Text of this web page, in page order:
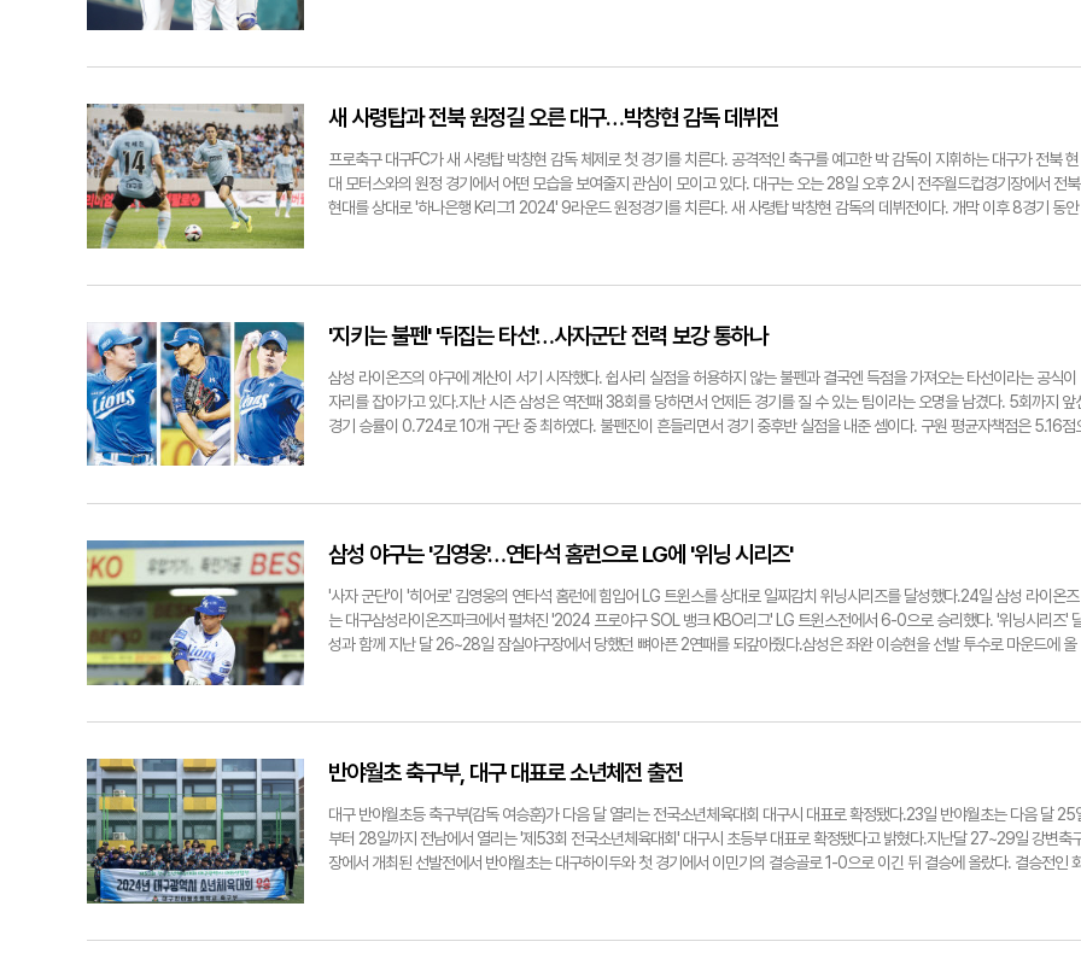
세 차례 선발로 마운드에 오른 이호성은 지난 7일 KIA 타이거즈 전에서는 3이닝 동안 75개 공을 던졌고, 13일 NC 다이노스전에서
는 3이닝 동안 53개를 던졌다. 직전 등판한 19일 한화 이글스전에서는 2⅔이닝 동안 투구수 57개에 그쳤다.하지만 이호성은 끝끝
내 4이닝의 벽을 넘지는 못한 채 조기 강판됐다. 이날 이호성은 3⅔이닝 동안 7피안타(1피홈런) 2실점(2자책점) 2사사구 5탈삼진
을 기록했다.이날 위기는 7회초 불펜 이승민이 마운드에 오른 뒤 찾아왔다. 1사 2, 3루 상황 타석에 들어선 LG 김현수가 이승민의
초구를 오른쪽 담장으로 넘겨 스리런 홈런을 만들었다.삼성은 7회말 류지혁의 투런포로 추격의 불씨를 살리는듯했지만 추가 득점
새 사령탑과 전북 원정길 오른 대구…박창현 감독 데뷔전
프로축구 대구FC가 새 사령탑 박창현 감독 체제로 첫 경기를 치른다. 공격적인 축구를 예고한 박 감독이 지휘하는 대구가 전북 현
대 모터스와의 원정 경기에서 어떤 모습을 보여줄지 관심이 모이고 있다. 대구는 오는 28일 오후 2시 전주월드컵경기장에서 전북
현대를 상대로 '하나은행 K리그1 2024' 9라운드 원정경기를 치른다. 새 사령탑 박창현 감독의 데뷔전이다. 개막 이후 8경기 동안
점력을 발휘해준다면 경기를 쉽게 풀어나갈 수 있다. 현재 대구는 시즌 5득점으로 12개 구단 중 가장 낮은 득점을 기록 중이다. 대
구의 명실상부 키플레이어는 요시노다. 중원에서 살림꾼 역할을 도맡아 시즌 3호골 까지 기록해 팀내 최다 득점을 달리고 있다. 세
징야, 에드가, 바셀루스라는 외국인 공격수가 자리를 비운 어수선한 상황에서 묵묵히 팀을 지키는 버팀목 역할을 해내고 있다. 박창
현 감독이 젊은 선수들을 활용해 공격적인 축구를 펼치겠다는 포부를 밝힌 만큼 박재현과 안창민 등 젊은 피의 활약도 기대된다.
구는 K리그1 구단 중 가장 젊은 팀에 속한다. 앞서 오랜 기간 홍익대 감독을 맡아 젊은 선수들과 소통해온 박 감독의 경력이 빛을
고 데뷔전을 앞둔 소감을 밝혔다. 새 사령탑을 맞이한 대구가 전북 원정에서 어떤 모습을 보일지 팬들의 기대가 모인다.김형엽기자
khy@yeongnam.com지난 21일 DGB대구은행파크에서 열린 '하나은행 K리그1 2024' 대구FC와 대전하나시티즌의 8라운드 경
기에서 활약하고 있는 요시노. 대구FC 제공
'지키는 불펜' '뒤집는 타선'…사자군단 전력 보강 통하나
삼성 라이온즈의 야구에 계산이 서기 시작했다. 쉽사리 실점을 허용하지 않는 불펜과 결국엔 득점을 가져오는 타선이라는 공식이
자리를 잡아가고 있다.지난 시즌 삼성은 역전패 38회를 당하면서 언제든 경기를 질 수 있는 팀이라는 오명을 남겼다. 5회까지 앞
경기 승률이 0.724로 10개 구단 중 최하였다. 불펜진이 흔들리면서 경기 중후반 실점을 내준 셈이다. 구원 평균자책점은 5.16점
점)와 2위 NC 다이노스(4.16점)에 이어 셋째로 낮다. 오승환은 현재 이번 시즌 1승 7세이브를 기록 중이다. 김재윤은 2승 5홀드를,
임창민은 6홀드째를 거뒀다.지난 20일 삼성은 대전에서 치러진 한화 이글스전에서 1-0 승리를 거뒀다. 선발 원태인이 6이닝까지
무실점, 임·김·오 필승조가 3이닝을 무실점으로 막았다. 다음 날 경기에서도 이들 필승조가 무실점을 합작하며 팀 승리를 지켰다.
이를 두고 삼성 박진만 감독은 "올해 전력 보강을 한 이유가 나온 경기였다. 스프링캠프 때부터 그려왔던 그림이 나왔다"고 호평했
다.지키는 불펜에 이어 삼성의 또 다른 승리 공식은 뒤집는 '타선'이다. 언제든 득점을 올릴 수 있다는 신뢰가 점차 쌓여가고 있다.
으로 가고 있다. 이재현의 복귀로 유격수 이재현, 3루수 김영웅으로 포지션이 굳었다. 입단 동기생인 이재현과 김영웅은 타석에서
도 앞서거니 뒤서거니 하며 타격감을 뽐내고 있다. 부상에서 돌아온 류지혁도 몸 상태를 더 끌어올린다면 붙박이 2루수로 활약할
전망이다. 박진만 감독은 "이재현과 류지혁 복귀로 스프링캠프 때부터 이상적으로 생각했던 포지션이 정착됐다. 김영웅이 좋은 활
약을 해줬기 때문에 모든 포지션이 잘 유지되는 것 같다"고 평가했다. 김형엽기자 khy@yeongnam.com7회 임창민, 8회 김재
9회 오승환으로 이어지는 '임·김·오' 삼성 불펜 트리오(왼쪽부터).
삼성 야구는 '김영웅'…연타석 홈런으로 LG에 '위닝 시리즈'
'사자 군단'이 '히어로' 김영웅의 연타석 홈런에 힘입어 LG 트윈스를 상대로 일찌감치 위닝시리즈를 달성했다.24일 삼성 라이온즈
는 대구삼성라이온즈파크에서 펼쳐진 '2024 프로야구 SOL 뱅크 KBO리그' LG 트윈스전에서 6-0으로 승리했다. '위닝시리즈'
성과 함께 지난 달 26~28일 잠실야구장에서 당했던 뼈아픈 2연패를 되갚아줬다.삼성은 좌완 이승현을 선발 투수로 마운드에 올
첫 번째 연타석 홈런을 쏴올리며 승기를 잡았다. 선두 타자로 들어선 2회말 LG 선발 투수 켈리의 5구째 체인지업을 우측 담장으로
넘겼다. 이어 4회말 1사 주자 없는 상황에서 켈리의 3구째 포크볼을 당겨쳐 우월 솔로포를 장식했다. 이날 이승현은 단 하나의 안타
와 실점을 허용하지 않았고, 8탈삼진 호투를 선보인 뒤 마운드에서 내려갔다. 5이닝 동안 무피안타 무실점 6사사구 8탈삼진을 기
록했다.6회말 삼성은 김영웅의 우전 2루타, 김재상 내야 땅볼, 김지찬 우전 1루타로 각각 1점씩을 보태며 6-0으로 경기를 마무리
했다.경기 후 만난 김영웅은 "홈런 치려는 생각은 안 했지만 첫 타석에서 워낙 공이 잘 보였다. 타이밍이 늦지 않도록 신경을 썼
반야월초 축구부, 대구 대표로 소년체전 출전
대구 반야월초등 축구부(감독 여승훈)가 다음 달 열리는 전국소년체육대회 대구시 대표로 확정됐다.23일 반야월초는 다음 달 25
부터 28일까지 전남에서 열리는 '제53회 전국소년체육대회' 대구시 초등부 대표로 확정됐다고 밝혔다.지난달 27~29일 강변축
장에서 개최된 선발전에서 반야월초는 대구하이두와 첫 경기에서 이민기의 결승골로 1-0으로 이긴 뒤 결승에 올랐다. 결승전인